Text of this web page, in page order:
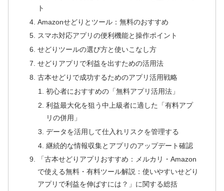
ト
Amazonせどりとツール：無料のおすすめ
スマホ対応アプリの便利機能と操作ポイント
せどりツールの選び方と使いこなし方
せどりアプリで利益を出すための活用法
古本せどりで成功するためのアプリ活用戦略
初心者におすすめの「無料アプリ活用法」
利益最大化を狙う中上級者に適した「有料アプ
リの併用」
データを活用して仕入れリスクを管理する
継続的な情報収集とアプリのアップデート確認
「古本せどりアプリおすすめ：メルカリ・Amazon
で使える無料・有料ツール解説：使いやすいせどり
アプリで利益を伸ばすには？」に関する総括